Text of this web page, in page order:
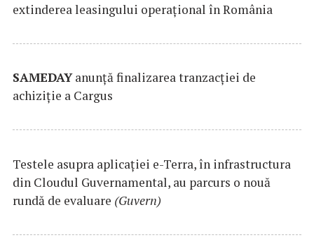
extinderea leasingului operațional în România
SAMEDAYanunță finalizarea tranzacției de
achiziție a Cargus
Testele asupra aplicaţiei e-Terra, în infrastructura
din Cloudul Guvernamental, au parcurs o nouă
rundă de evaluare (Guvern)